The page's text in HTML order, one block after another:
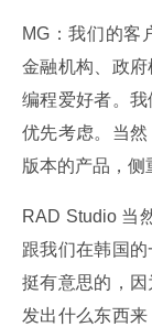
MG：我们的客
金融机构、政
编程爱好者。
优先考虑。当
版本的产品，侧
RAD Studio 当
跟我们在韩国
挺有意思的，
发出什么东西